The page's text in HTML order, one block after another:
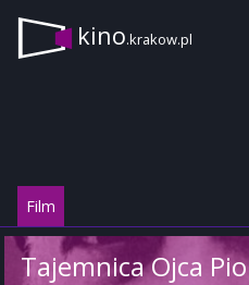
kino.krakow.pl
Film
Tajemnica Ojca Pio